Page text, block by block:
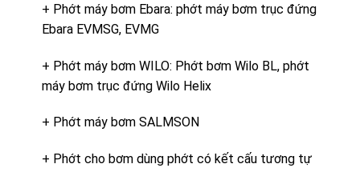
+ Phớt máy bơm Ebara: phớt máy bơm trục đứng
Ebara EVMSG, EVMG
+ Phớt máy bơm WILO: Phớt bơm Wilo BL, phớt
máy bơm trục đứng Wilo Helix
+ Phớt máy bơm SALMSON
+ Phớt cho bơm dùng phớt có kết cấu tương tự